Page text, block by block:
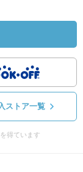
ストア一覧
得ています